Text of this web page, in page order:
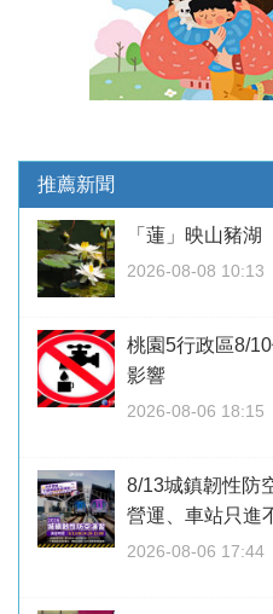
推薦新聞
「蓮」映山豬
2026-08-08 10:13
桃園5行政區8/
影響
2026-08-06 18:15
8/13城鎮韌性防
營運、車站只進
2026-08-06 17:44